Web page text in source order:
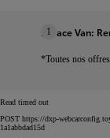
1
Proace Van:
*Toutes nos
Read timed out
POST https://dxp-
1a1abbdad15d